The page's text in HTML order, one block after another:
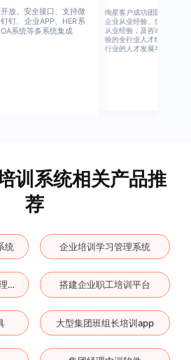
放、安全接口、支持微
钉、企业APP、HER系
系统等多系统集成
绚星客户成功团队，由有多
企业从业经验、优秀培训机
从业经验，及咨询公司从业
验的全行业人才组成，涉猎
行业的人才发展与培养模块
训系统相关产品推
荐
统 企业培训学习管理系统
淄博市企业自主培训管理平台 搭建企业职工培训平台
大型集团班组长培训app